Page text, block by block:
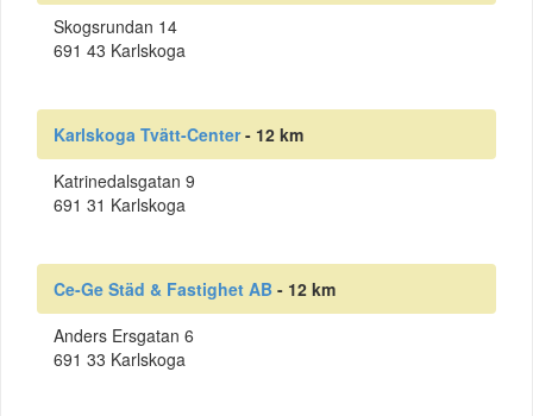
Skogsrundan 14
691 43 Karlskoga
Karlskoga Tvätt-Center- 12 km
Katrinedalsgatan 9
691 31 Karlskoga
Ce-Ge Städ & Fastighet AB - 12 km
Anders Ersgatan 6
691 33 Karlskoga